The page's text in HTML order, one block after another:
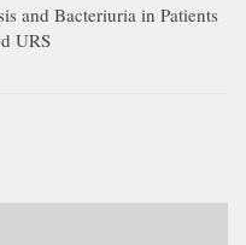
and Bacteriuria in Patients
URS